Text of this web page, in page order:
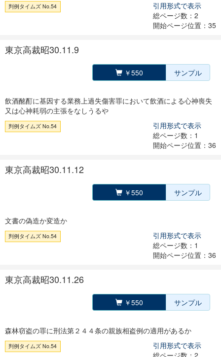
判例タイムズ No.54
引用形式で表示
総ページ数：2
開始ページ位置：35
東京高裁昭30.11.9
￥550 サンプル
飲酒酩酊に基因する業務上過失傷害罪において飲酒による心神喪失
又は心神耗弱の主張をなしうるや
判例タイムズ No.54
引用形式で表示
総ページ数：1
開始ページ位置：36
東京高裁昭30.11.12
￥550 サンプル
文書の偽造か変造か
判例タイムズ No.54
引用形式で表示
総ページ数：1
開始ページ位置：36
東京高裁昭30.11.26
￥550 サンプル
森林窃盗の罪に刑法第２４４条の親族相盗例の適用があるか
判例タイムズ No.54
引用形式で表示